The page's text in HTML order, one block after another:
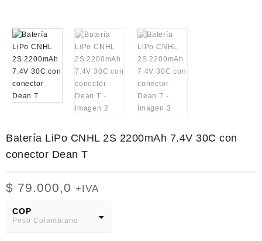
Batería LiPo CNHL 2S 2200mAh 7.4V 30C con
conector Dean T
$ 79.000,0 +IVA
COP
Peso Colombiano